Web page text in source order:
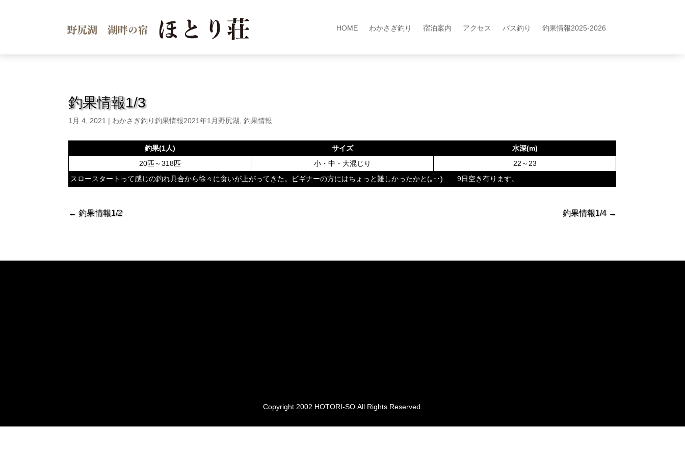
HOME わかさぎ釣り 宿泊案内 アクセス バス釣り 釣果情報2025-2026
釣果情報1/3
1月 4, 2021 | わかさぎ釣り釣果情報2021年1月野尻湖 ,釣果情報
釣果(1人) サイズ
水深(m)
20匹～318匹
小・中・大混じり
22～23
スロースタートって感じの釣れ具合から徐々に食いが上がってきた。ビギナーの方にはちょっと難しかったかと(｡･･) 9日空き有ります。
←釣果情報1/2 釣果情報1/4→
Copyright 2002 HOTORI-SO.All Rights Reserved.